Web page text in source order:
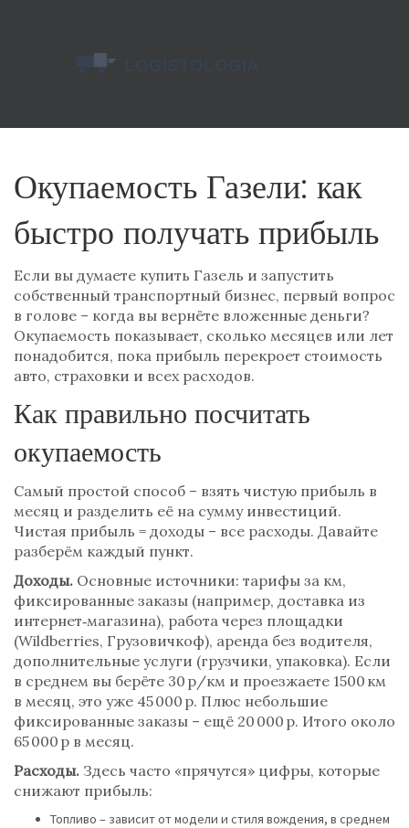
Окупаемость Газели: как
быстро получать прибыль
Если вы думаете купить Газель и запустить
собственный транспортный бизнес, первый вопрос
в голове – когда вы вернёте вложенные деньги?
Окупаемость показывает, сколько месяцев или лет
понадобится, пока прибыль перекроет стоимость
авто, страховки и всех расходов.
Как правильно посчитать
окупаемость
Самый простой способ – взять чистую прибыль в
месяц и разделить её на сумму инвестиций.
Чистая прибыль = доходы – все расходы. Давайте
разберём каждый пункт.
Доходы. Основные источники: тарифы за км,
фиксированные заказы (например, доставка из
интернет‑магазина), работа через площадки
(Wildberries, Грузовичкоф), аренда без водителя,
дополнительные услуги (грузчики, упаковка). Если
в среднем вы берёте 30 р/км и проезжаете 1500 км
в месяц, это уже 45 000 р. Плюс небольшие
фиксированные заказы – ещё 20 000 р. Итого около
65 000 р в месяц.
Расходы. Здесь часто «прячутся» цифры, которые
снижают прибыль:
Топливо – зависит от модели и стиля вождения, в среднем